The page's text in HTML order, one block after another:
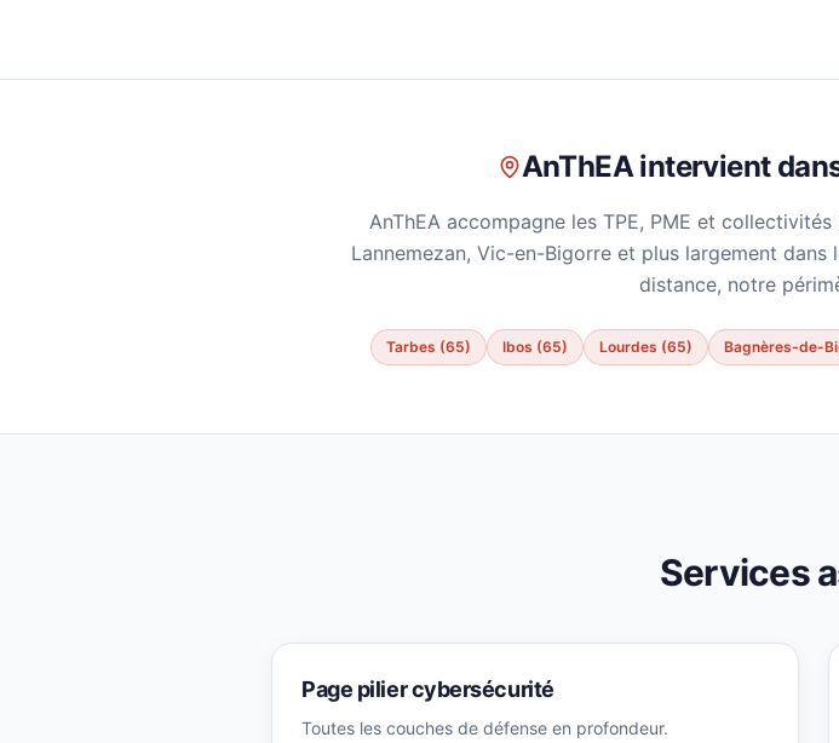
AnThEA intervient
AnThEA accompagne les TPE, PME et
Lannemezan, Vic-en-Bigorre et plus largement
distance, notre
Tarbes (65) Ibos (65) Lourdes (65) Bagnères-de-
Services
Page pilier cybersécurité
Toutes les couches de défense en profondeur.